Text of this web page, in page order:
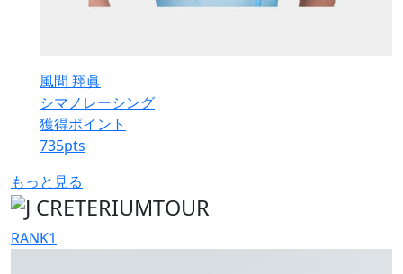
風間 翔眞
シマノレーシング
獲得ポイント
735pts
もっと見る
RANK1